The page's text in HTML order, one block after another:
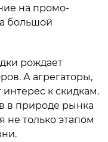
на промо-
большой
рождает
А агрегаторы,
к скидкам.
в природе рынка
не только этапом